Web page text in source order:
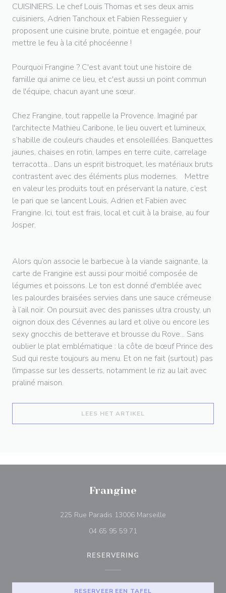
CUISINIERS. Le chef Louis Thomas et ses deux amis
cuisiniers, Adrien Tanchoux et Fabien Resseguier y
proposent une cuisine brute, pointue et engagée, pour
mettre le feu à la cité phocéenne !
Pourquoi Frangine ? C'est avant tout une histoire de
famille qui anime ce lieu, et c'est aussi un point commun
de l'équipe, chacun ayant une sœur.
Chez Frangine, tout rappelle la Provence. Imaginé par
l'architecte Mathieu Caribone, le lieu ouvert et lumineux,
s’habille de couleurs chaudes et ensoleillées. Banquettes
jaunes, chaises en rotin, lampes en terre cuite, carrelage
terracotta... Dans un esprit bistroquet, les matériaux bruts
contrastent avec des éléments plus modernes. Mettre
en valeur les produits tout en préservant la nature, c’est
le pari que se lancent Louis, Adrien et Fabien avec
Frangine. Ici, tout est frais, local et cuit à la braise, au four
Josper.
Alors qu’on associe le barbecue à la viande saignante, la
carte de Frangine est aussi pour moitié composée de
légumes et poissons. Le ton est donné d'emblée avec
les palourdes braisées servies dans une sauce crémeuse
à l’ail noir. On poursuit avec des panisses ultra crousty, un
oignon doux des Cévennes au lard et olive ou encore les
sexy gnocchis de betterave et brousse du Rove... Sans
oublier le plat emblématique : la côte de bœuf Prince des
Sud qui reste toujours au menu. Et on ne fait (surtout) pas
l'impasse sur les desserts, notamment le riz au lait avec
praliné maison.
LEES HET ARTIKEL
Frangine
225 Rue Paradis 13006 Marseille
04 65 95 59 71
RESERVERING
RESERVEER EEN TAFEL